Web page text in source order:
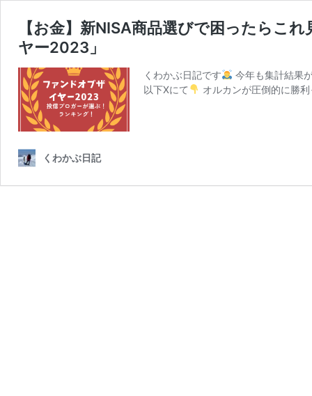
【お金】新NISA商品選びで困ったらこ
ヤー2023」
くわかぶ日記です
今年も集計結果
以下Xにて
オルカンが圧倒的に勝
くわかぶ日記